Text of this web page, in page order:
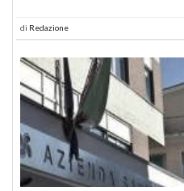
di Redazione